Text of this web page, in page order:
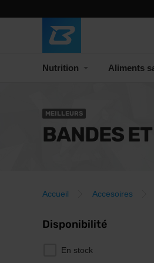
Nutrition Aliments
MEILLEURS
BANDES
Accueil Accesoires
Disponibilité
En stock